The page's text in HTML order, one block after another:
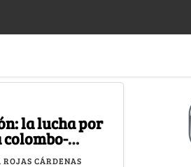
la lucha por
CÁRDENAS